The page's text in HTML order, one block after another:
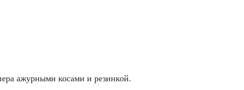
ажурными косами и резинкой.